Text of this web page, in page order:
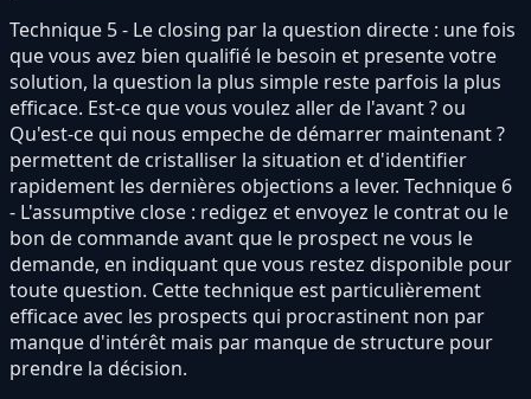
Technique 5 - Le closing par la question directe : une fois
que vous avez bien qualifié le besoin et presente votre
solution, la question la plus simple reste parfois la plus
efficace. Est-ce que vous voulez aller de l'avant ? ou
Qu'est-ce qui nous empeche de démarrer maintenant ?
permettent de cristalliser la situation et d'identifier
rapidement les dernières objections a lever. Technique 6
- L'assumptive close : redigez et envoyez le contrat ou le
bon de commande avant que le prospect ne vous le
demande, en indiquant que vous restez disponible pour
toute question. Cette technique est particulièrement
efficace avec les prospects qui procrastinent non par
manque d'intérêt mais par manque de structure pour
prendre la décision.